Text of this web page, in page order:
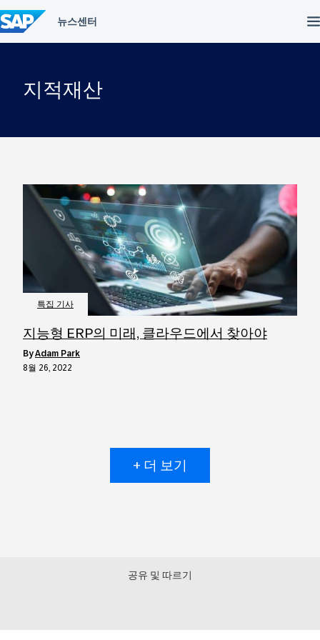
텐
츠
건
지적재산
특집 기사
지능형 ERP의 미래, 클라우드에서 찾아야
byAdam Park
8월 26, 2022
+ 더 보기
공유 및 따르기